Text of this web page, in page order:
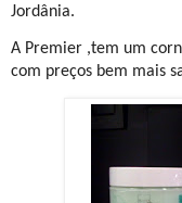
Jordânia.
A Premier ,tem um
com preços bem mais